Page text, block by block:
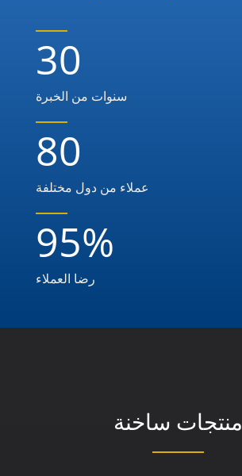
30
سنوات من الخبرة
80
عملاء من دول مختلفة
95%
رضا العملاء
منتجات ساخنة